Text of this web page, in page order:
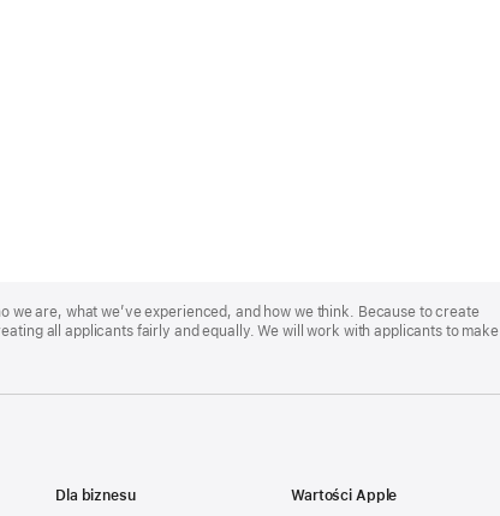
we are, what we’ve experienced, and how we think. Because to create
all applicants fairly and equally. We will work with applicants to make
Dla biznesu
Wartości Apple